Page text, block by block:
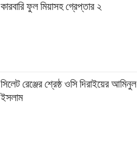
কারবারি ফুল মিয়াসহ গ্রেপ্তার ২
সিলেট রেঞ্জের শ্রেষ্ঠ ওসি দিরাইয়ের আমিনুল
ইসলাম